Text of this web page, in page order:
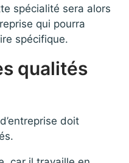
spécialité sera alors
qui pourra
spécifique.
qualités
doit